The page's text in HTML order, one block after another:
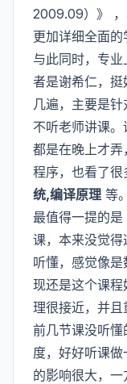
2009.09）》
更加详细全面
与此同时，专业
者是谢希仁，
几遍，主要是针
不听老师讲课
都是在晚上才
程序，也看了很
统,编译原理 等。
最值得一提的是
课，本来没觉
听懂，感觉像
现还是这个课
理很接近，并
前几节课没听
度，好好听课
的影响很大，一